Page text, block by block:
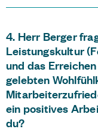
4. Herr Berger
Leistungskultur
und das
gelebten
ein positives
du?